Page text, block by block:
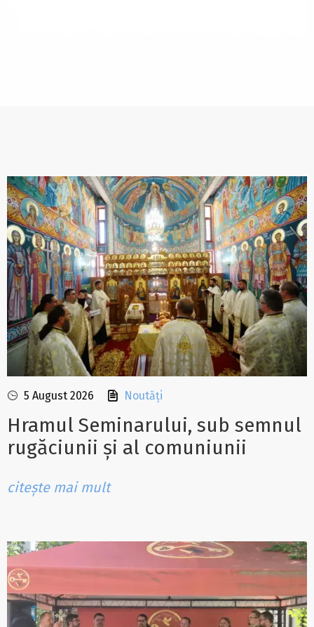
5 August 2026 Noutăți
Hramul Seminarului, sub semnul
rugăciunii și al comuniunii
citește mai mult